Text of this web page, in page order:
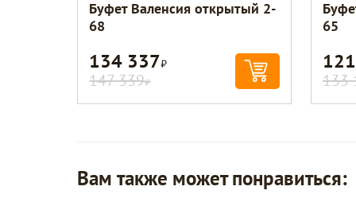
Буфет Валенсия открытый 2-
68
134 337Р
147 339Р
65
133
Вам также может понравиться: